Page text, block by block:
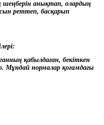
шеңберін анықтап, олардың
реттеп, басқарып
қабылдаған, бекіткен
Мұндай нормалар қоғамдағы